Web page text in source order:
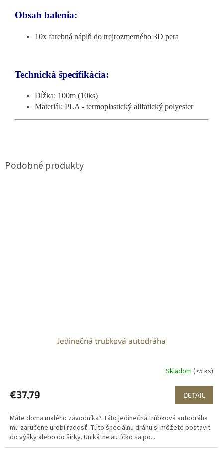
Obsah balenia:
10x farebná náplň do trojrozmerného 3D pera
Technická špecifikácia:
Dĺžka: 100m (10ks)
Materiál: PLA - termoplastický alifatický polyester
Jedinečná trubková autodráha
Skladom (>5 ks)
€37,79 DETAIL
Máte doma malého závodníka? Táto jedinečná trúbková autodráha
mu zaručene urobí radosť. Túto špeciálnu dráhu si môžete postaviť
do výšky alebo do šírky. Unikátne autíčko sa po...